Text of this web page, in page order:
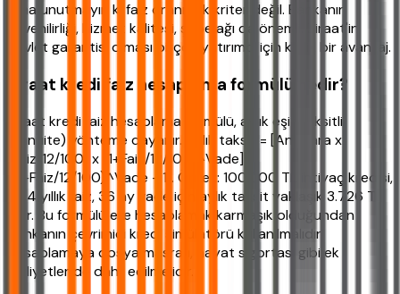
Ama unutmayın ki faiz oranı tek kriter değil. Bankanın
güvenilirliği, hizmet kalitesi, şube ağı da önemli. Ziraat'in
devlet garantisi olması birçok yatırımcı için kritik bir avantaj.
Ziraat kredi faiz hesaplama formülü nedir?
Ziraat kredi faiz hesaplama formülü, aylık eşit taksitli
(annuite) yönteme dayanır. Aylık taksit = [Anapara x
(Faiz/12/100) x (1+Faiz/12/100)^Vade] /
[(1+Faiz/12/100)^Vade - 1]. Örnek: 100.000 TL ihtiyaç kredisi,
%24 yıllık faiz, 36 ay vade için aylık taksit yaklaşık 3.726 TL
olur. Bu formülü elle hesaplamak karmaşık olduğundan
bankanın çevrimiçi kredi simülatörü kullanılmalıdır.
Hesaplamaya dosya masrafı, hayat sigortası gibi ek
maliyetler de dahil edilmelidir.